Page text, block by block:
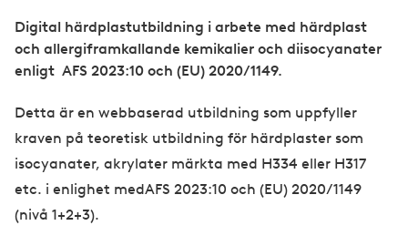
Digital härdplastutbildning i arbete med härdplast
och allergiframkallande kemikalier och diisocyanater
enligt AFS 2023:10 och (EU) 2020/1149.
Detta är en webbaserad utbildning som uppfyller
kraven på teoretisk utbildning för härdplaster som
isocyanater, akrylater märkta med H334 eller H317
etc. i enlighet medAFS 2023:10 och (EU) 2020/1149
(nivå 1+2+3).